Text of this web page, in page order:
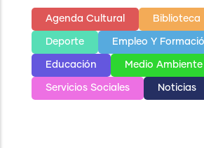
Agenda Cultural Biblioteca
Deporte Empleo Y
Educación Medio Ambiente
Servicios Sociales Noticias